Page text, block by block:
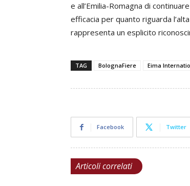
e all’Emilia-Romagna di
efficacia per quanto riguarda
rappresenta un esplicito
TAG BolognaFiere Eima
Facebook Twitter
Articoli correlati